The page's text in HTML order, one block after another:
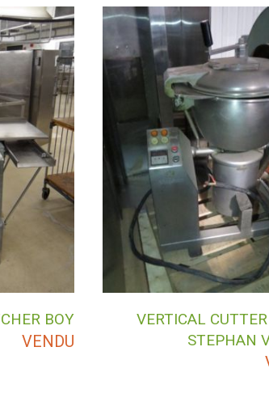
BOY
VENDU
VERTICAL
STEPHAN